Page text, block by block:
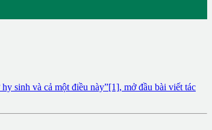
sinh và cả một điều này”[1], mở đầu bài viết tác